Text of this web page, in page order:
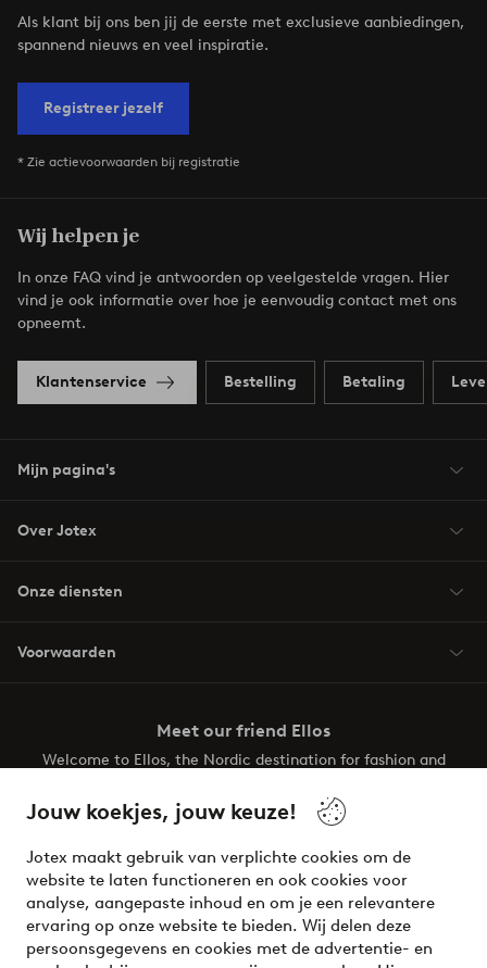
Jouw koekjes, jouw keuze!
Jotex maakt gebruik van verplichte cookies om de
website te laten functioneren en ook cookies voor
analyse, aangepaste inhoud en om je een relevantere
ervaring op onze website te bieden. Wij delen deze
persoonsgegevens en cookies met de advertentie- en
Als klant bij ons ben jij de eerste met exclusieve aanbiedingen,
spannend nieuws en veel inspiratie.
Registreer jezelf
* Zie actievoorwaarden bij registratie
Wij helpen je
In onze FAQ vind je antwoorden op veelgestelde vragen. Hier
vind je ook informatie over hoe je eenvoudig contact met ons
opneemt.
Klantenservice Bestelling Betaling
Mijn pagina's
Over Jotex
Onze diensten
Voorwaarden
Meet our friend Ellos
Welcome to Ellos, the Nordic destination for fashion and
your wardrobe. Your next inspiring look is here!